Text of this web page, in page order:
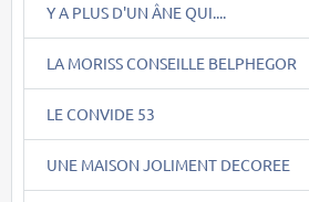
Y A PLUS D'UN ÂNE QUI....
LA MORISS CONSEILLE BELPHEGOR
LE CONVIDE 53
UNE MAISON JOLIMENT DECOREE